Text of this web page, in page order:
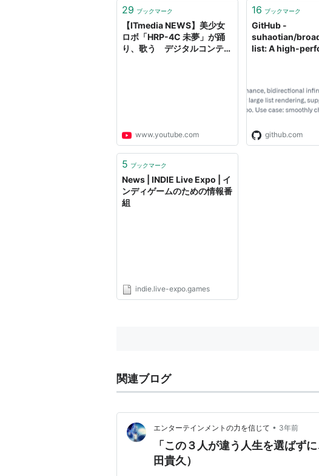
29 ブックマーク
【ITmedia NEWS】美少女
ロボ「HRP-4C 未夢」が踊
り、歌う デジタルコンテン
www.youtube.com
16 ブックマーク
GitHub -
suhaotian/
list: A high-
React/Vue/Expo.
smoothly chat
stream logs in
directions
github.com
5 ブックマーク
News | INDIE Live Expo | イ
ンディゲームのための情報番
組
indie.live-expo.games
関連ブログ
エンターテインメントの力を信じて • 3年前
「この３人が違う人生を選ばず
田貴久）